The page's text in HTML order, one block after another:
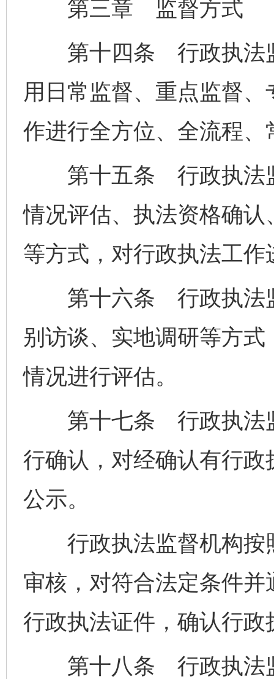
第三章 监督方式
第十四条 行政执法监
用日常监督、重点监督
作进行全方位、全流程
第十五条 行政执法监
情况评估、执法资格确
等方式，对行政执法工作
第十六条 行政执法监
别访谈、实地调研等方
情况进行评估。
第十七条 行政执法监
行确认，对经确认有行
公示。
行政执法监督机构按
审核，对符合法定条件
行政执法证件，确认行政
第十八条 行政执法监